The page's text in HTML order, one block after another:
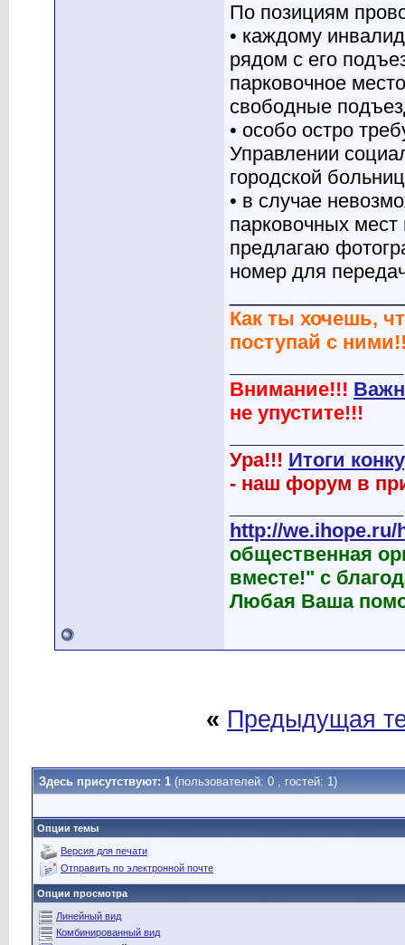
По позициям
• каждому
рядом с его
парковочное
свободные
• особо остро
Управлении
городской
• в случае
парковочных мест
предлагаю
номер для
Как ты хочешь,
поступай с
Внимание!!!
не упустите!!!
Ура!!! Итоги
- наш форум в
http://
общественная
вместе!" с
Любая Ваша
« Предыдущая
Здесь присутствуют: 1 (пользователей: 0 , гостей: 1)
Опции темы
Версия для печати
Отправить по электронной почте
Опции просмотра
Линейный вид
Комбинированный вид